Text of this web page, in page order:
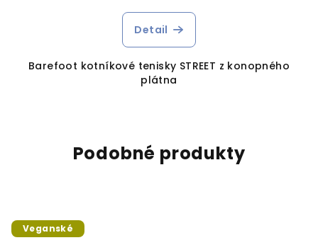
Detail
Barefoot kotníkové tenisky STREET z konopného
plátna
Podobné produkty
Veganské